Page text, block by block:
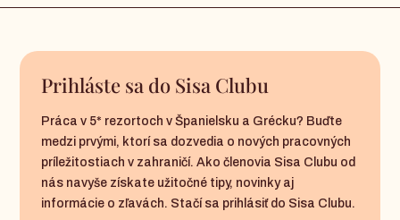
Prihláste sa do Sisa Clubu
Práca v 5* rezortoch v Španielsku a Grécku? Buďte
medzi prvými, ktorí sa dozvedia o nových pracovných
príležitostiach v zahraničí. Ako členovia Sisa Clubu od
nás navyše získate užitočné tipy, novinky aj
informácie o zľavách. Stačí sa prihlásiť do Sisa Clubu.